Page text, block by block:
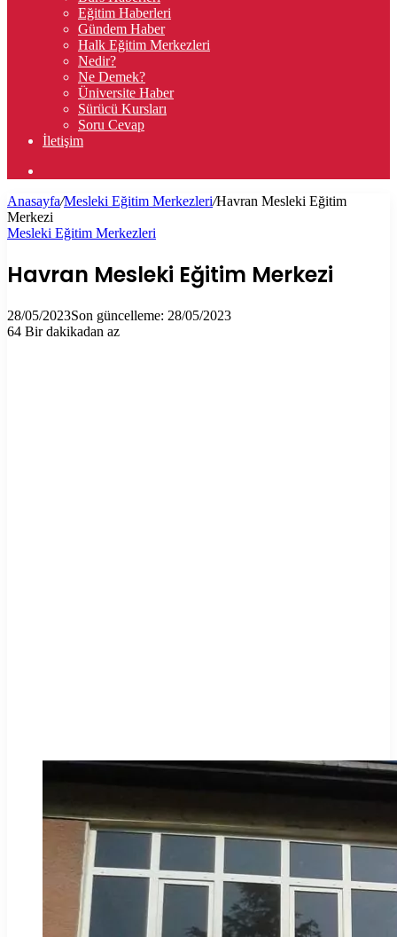
Eğitim Haberleri
Gündem Haber
Halk Eğitim Merkezleri
Nedir?
Ne Demek?
Üniversite Haber
Sürücü Kursları
Soru Cevap
İletişim
...
Anasayfa/Mesleki Eğitim Merkezleri/Havran Mesleki Eğitim
Merkezi
Mesleki Eğitim Merkezleri
Havran Mesleki Eğitim Merkezi
28/05/2023Son güncelleme: 28/05/2023
64 Bir dakikadan az